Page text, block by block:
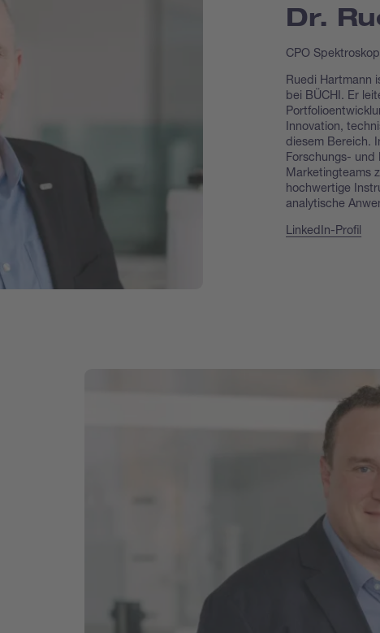
Dr.
CPO
Ruedi Hartmann
bei BÜCHI. Er
Innovation,
diesem Bereich.
Forschungs- und
Marketingteams
hochwertige
analytische
LinkedIn-Profil